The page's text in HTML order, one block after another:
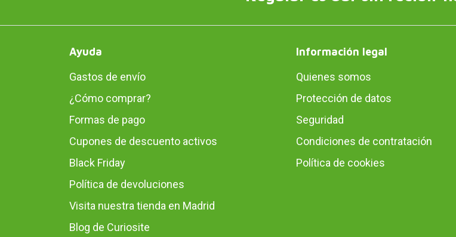
Ayuda
Gastos de envío
¿Cómo comprar?
Formas de pago
Cupones de descuento activos
Black Friday
Política de devoluciones
Visita nuestra tienda en Madrid
Blog de Curiosite
Información legal
Quienes somos
Protección de datos
Seguridad
Condiciones de contratación
Política de cookies